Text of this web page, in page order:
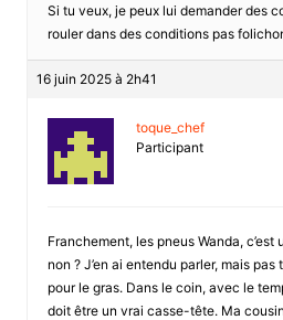
Si tu veux, je peux lui demander des
rouler dans des conditions pas
16 juin 2025 à 2h41
toque_chef
Participant
Franchement, les pneus Wanda, c’est
non ? J’en ai entendu parler, mais
pour le gras. Dans le coin, avec le
doit être un vrai casse-tête. Ma